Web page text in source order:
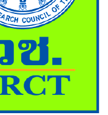
เวลา 18:21 น.